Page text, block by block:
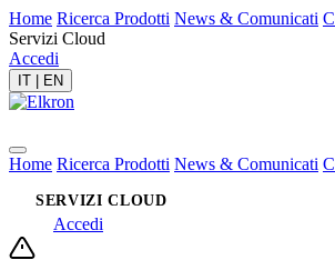
Home Ricerca Prodotti News & Comunicati
Servizi Cloud
Accedi
IT EN
Home Ricerca Prodotti News & Comunicati
SERVIZI CLOUD
Accedi